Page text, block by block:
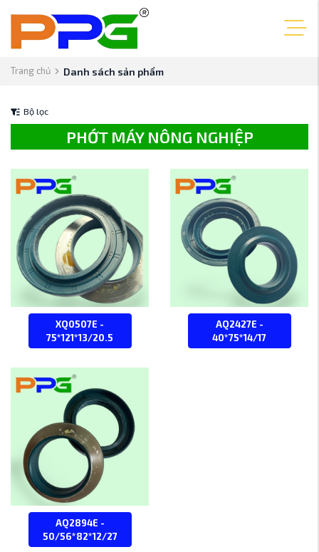
Trang chủ Danh sách sản phẩm
Bộ lọc
PHỚT MÁY NÔNG NGHIỆP
XQ0507E -
75*121*13/20.5
AQ2427E -
40*75*14/17
AQ2894E -
50/56*82*12/27